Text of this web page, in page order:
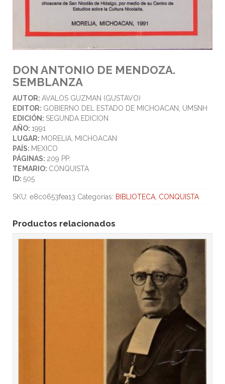
DON ANTONIO DE MENDOZA.
SEMBLANZA
AUTOR: AVALOS GUZMAN (GUSTAVO)
EDITOR: GOBIERNO DEL ESTADO DE MICHOACAN, UMSNH
EDICIÓN: SEGUNDA EDICION
AÑO: 1991
LUGAR: MORELIA, MICHOACAN
PAÍS: MEXICO
PÁGINAS: 209 PP.
TEMARIO: CONQUISTA
ID: 505
SKU: e8c0653fea13 Categorías: BIBLIOTECA CONQUISTA
Productos relacionados